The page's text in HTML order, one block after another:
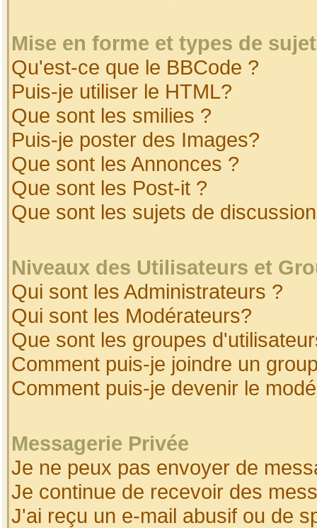
Mise en forme et types de
Qu'est-ce que le BBCode ?
Puis-je utiliser le HTML?
Que sont les smilies ?
Puis-je poster des Images?
Que sont les Annonces ?
Que sont les Post-it ?
Que sont les sujets de
Niveaux des Utilisateurs et
Qui sont les Administrateurs ?
Qui sont les Modérateurs?
Que sont les groupes
Comment puis-je joindre un
Comment puis-je devenir le
Messagerie Privée
Je ne peux pas envoyer de
Je continue de recevoir des
J'ai reçu un e-mail abusif ou de